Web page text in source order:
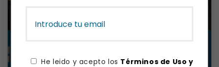
He leido y acepto los Términos de Uso y